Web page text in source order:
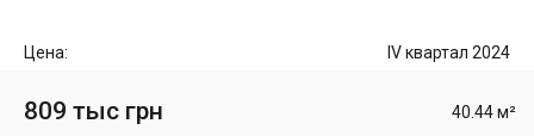
Цена: IV квартал 2024
809 тыс грн 40.44 м²